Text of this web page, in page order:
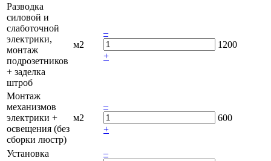
Разводка
силовой и
слаботочной
электрики,
монтаж
подрозетников
+ заделка
штроб
м2
–
+
1200
Монтаж
механизмов
электрики +
освещения (без
сборки люстр)
м2
–
+
600
Установка
–